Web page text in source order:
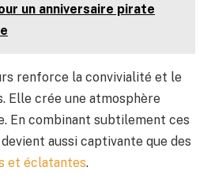
un anniversaire pirate
renforce la convivialité et le
Elle crée une atmosphère
En combinant subtilement ces
aussi captivante que des
et éclatantes.